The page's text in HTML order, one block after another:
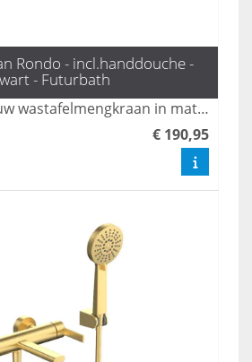
Rondo - incl.handdouche -
- Futurbath
De Rondo inbouw wastafelmengkraan in mat zwart combineert stijl met functionaliteit, perfect voor moderne badkamers. Met zijn strakke design en eenvoudige installatie biedt deze kraan een luxe uitstraling, terwijl de hoogwaardige materialen zorgen voor duurzaamheid en gebruiksgemak. Transformeer je wastafel met deze elegante toevoeging die moeiteloos bij elke inrichting past.
€ 190,95